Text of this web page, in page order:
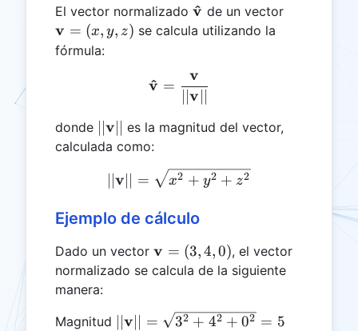
El vector normalizado \mathbf{\hat{v}}
v
^ de un vector
v = (x, y, z) se calcula utilizando la
fórmula:
\mathbf{\hat{v}} =
v
^ =
∣∣v
v
donde ||\mathbf{v}||
v
es la magnitud del vector,
calculada como:
||\mathbf{v}|| =
∣∣v∣∣ = x2 + y2 + z2
Ejemplo de cálculo
Dado un vector \mathbf{v}
= (3, 4, 0)
v = (3,4, 0), el vector
normalizado se calcula de la siguiente
manera:
Magnitud ||\mathbf{v}||
∣∣v∣∣ = 32 + 42 + 02 = 5